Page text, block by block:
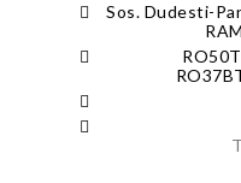
Sos. Dudesti-